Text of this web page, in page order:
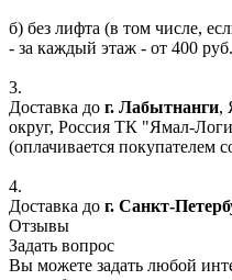
б) без лифта (в том числе,
- за каждый этаж - от 400 руб.
3.
Доставка до г. Лабытнанги,
округ, Россия ТК "Ямал-
(оплачивается покупателем
4.
Доставка до г. Санкт-
Отзывы
Задать вопрос
Вы можете задать любой